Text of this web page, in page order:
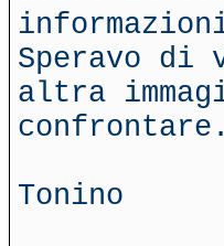
Speravo di
altra
confrontare.
Tonino